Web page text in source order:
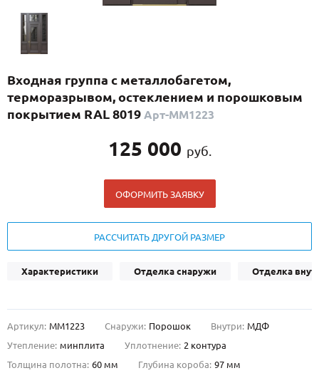
С реечным дизайном(29)
ПО НАЗНАЧЕНИЮ
ПО КОНСТРУКЦИИ
О НАС
Входная группа с металлобагетом,
терморазрывом, остеклением и порошковым
покрытием RAL 8019 Арт-ММ1223
125 000 руб.
ОФОРМИТЬ ЗАЯВКУ
РАССЧИТАТЬ ДРУГОЙ РАЗМЕР
Характеристики Отделка снаружи Отделка
Артикул: ММ1223 Снаружи: Порошок Внутри: МДФ
Утепление: минплита Уплотнение: 2 контура
Толщина полотна: 60 мм Глубина короба: 97 мм